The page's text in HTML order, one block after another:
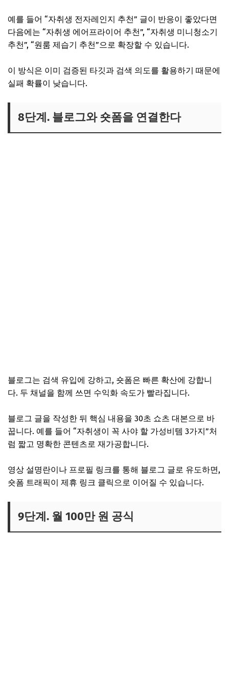
예를 들어 “자취생 전자레인지 추천” 글이 반응이 좋았다면
다음에는 “자취생 에어프라이어 추천”, “자취생 미니청소기
추천”, “원룸 제습기 추천”으로 확장할 수 있습니다.
이 방식은 이미 검증된 타깃과 검색 의도를 활용하기 때문에
실패 확률이 낮습니다.
8단계. 블로그와 숏폼을 연결한다
블로그는 검색 유입에 강하고, 숏폼은 빠른 확산에 강합니
다. 두 채널을 함께 쓰면 수익화 속도가 빨라집니다.
블로그 글을 작성한 뒤 핵심 내용을 30초 쇼츠 대본으로 바
꿉니다. 예를 들어 “자취생이 꼭 사야 할 가성비템 3가지”처
럼 짧고 명확한 콘텐츠로 재가공합니다.
영상 설명란이나 프로필 링크를 통해 블로그 글로 유도하면,
숏폼 트래픽이 제휴 링크 클릭으로 이어질 수 있습니다.
9단계. 월 100만 원 공식